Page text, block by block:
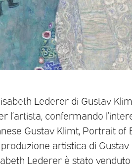
Lederer di Gustav
l’artista, confermando
Gustav Klimt, Portrait of
produzione artistica di
Lederer è stato venduto